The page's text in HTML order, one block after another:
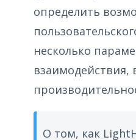
определить
несколько
взаимодействия,
О том, как